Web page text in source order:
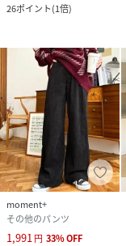
26ポイント(1倍)
moment+
その他のパンツ
1,991円 33%OFF